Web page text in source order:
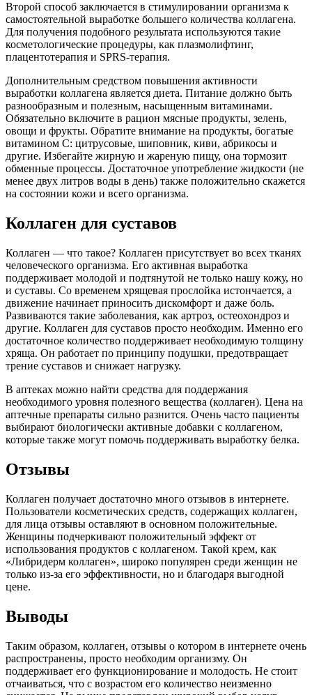
Второй способ заключается в стимулировании организма к
самостоятельной выработке большего количества коллагена.
Для получения подобного результата используются такие
косметологические процедуры, как плазмолифтинг,
плацентотерапия и SPRS-терапия.
Дополнительным средством повышения активности
выработки коллагена является диета. Питание должно быть
разнообразным и полезным, насыщенным витаминами.
Обязательно включите в рацион мясные продукты, зелень,
овощи и фрукты. Обратите внимание на продукты, богатые
витамином С: цитрусовые, шиповник, киви, абрикосы и
другие. Избегайте жирную и жареную пищу, она тормозит
обменные процессы. Достаточное употребление жидкости (не
менее двух литров воды в день) также положительно скажется
на состоянии кожи и всего организма.
Коллаген для суставов
Коллаген — что такое? Коллаген присутствует во всех тканях
человеческого организма. Его активная выработка
поддерживает молодой и подтянутой не только нашу кожу, но
и суставы. Со временем хрящевая прослойка истончается, а
движение начинает приносить дискомфорт и даже боль.
Развиваются такие заболевания, как артроз, остеохондроз и
другие. Коллаген для суставов просто необходим. Именно его
достаточное количество поддерживает необходимую толщину
хряща. Он работает по принципу подушки, предотвращает
трение суставов и снижает нагрузку.
В аптеках можно найти средства для поддержания
необходимого уровня полезного вещества (коллаген). Цена на
аптечные препараты сильно разнится. Очень часто пациенты
выбирают биологически активные добавки с коллагеном,
которые также могут помочь поддерживать выработку белка.
Отзывы
Коллаген получает достаточно много отзывов в интернете.
Пользователи косметических средств, содержащих коллаген,
для лица отзывы оставляют в основном положительные.
Женщины подчеркивают положительный эффект от
использования продуктов с коллагеном. Такой крем, как
«Либридерм коллаген», широко популярен среди женщин не
только из-за его эффективности, но и благодаря выгодной
цене.
Выводы
Таким образом, коллаген, отзывы о котором в интернете очень
распространены, просто необходим организму. Он
поддерживает его функционирование и молодость. Не стоит
отчаиваться, что с возрастом его количество неизменно